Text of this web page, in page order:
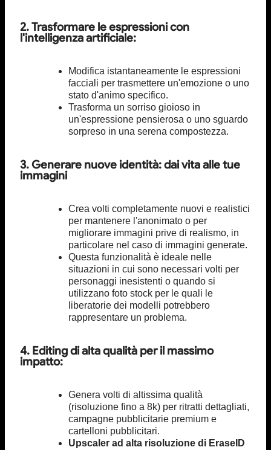
2. Trasformare le espressioni con
l'intelligenza artificiale:
Modifica istantaneamente le espressioni
facciali per trasmettere un'emozione o uno
stato d'animo specifico.
Trasforma un sorriso gioioso in
un'espressione pensierosa o uno sguardo
sorpreso in una serena compostezza.
3. Generare nuove identità: dai vita alle tue
immagini
Crea volti completamente nuovi e realistici
per mantenere l'anonimato o per
migliorare immagini prive di realismo, in
particolare nel caso di immagini generate.
Questa funzionalità è ideale nelle
situazioni in cui sono necessari volti per
personaggi inesistenti o quando si
utilizzano foto stock per le quali le
liberatorie dei modelli potrebbero
rappresentare un problema.
4. Editing di alta qualità per il massimo
impatto:
Genera volti di altissima qualità
(risoluzione fino a 8k) per ritratti dettagliati,
campagne pubblicitarie premium e
cartelloni pubblicitari.
Upscaler ad alta risoluzione di EraseID